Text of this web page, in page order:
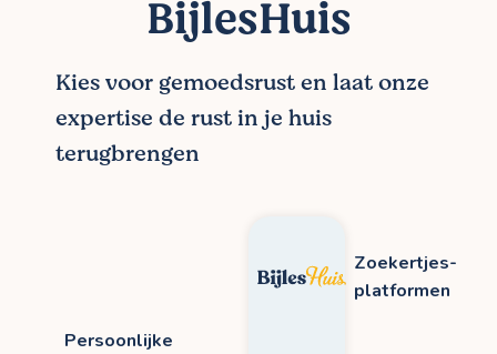
BijlesHuis
Kies voor gemoedsrust en laat onze
expertise de rust in je huis
terugbrengen
Zoekertjes-
platformen
Persoonlijke